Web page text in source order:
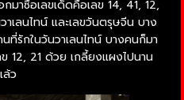
มาซื้อเลขเด็ดคือเลข 14, 41, 12,
าเลนไทน์ และเลขวันตรุษจีน บาง
ที่รักในวันวาเลนไทน์ บางคนก็มา
12, 21 ด้วย เกลี้ยงแผงไปนาน
ล้ว